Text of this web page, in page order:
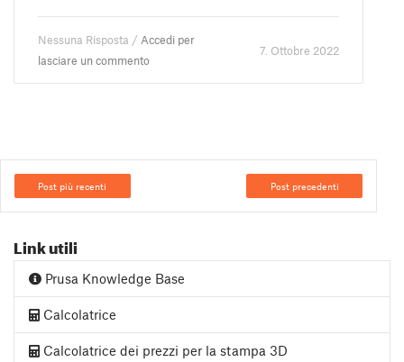
Nessuna Risposta / Accedi per
lasciare un commento
7. Ottobre 2022
Post più recenti Post precedenti
Link utili
Prusa Knowledge Base
Calcolatrice
Calcolatrice dei prezzi per la stampa 3D